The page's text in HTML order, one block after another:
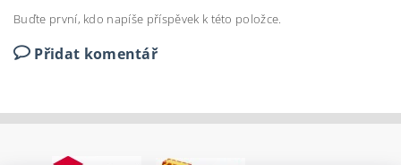
Buďte první, kdo napíše příspěvek k této položce.
Přidat komentář